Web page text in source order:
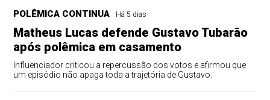
POLÊMICA CONTINUA Há 5 dias
Matheus Lucas defende Gustavo Tubarão
após polêmica em casamento
Influenciador criticou a repercussão dos votos e afirmou que
um episódio não apaga toda a trajetória de Gustavo.